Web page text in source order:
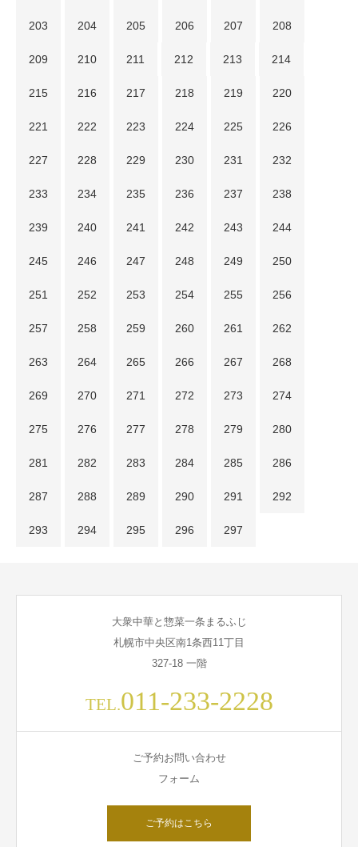
203 204 205 206 207 208
209 210 211 212 213 214
215 216 217 218 219 220
221 222 223 224 225 226
227 228 229 230 231 232
233 234 235 236 237 238
239 240 241 242 243 244
245 246 247 248 249 250
251 252 253 254 255 256
257 258 259 260 261 262
263 264 265 266 267 268
269 270 271 272 273 274
275 276 277 278 279 280
281 282 283 284 285 286
287 288 289 290 291 292
293 294 295 296 297
大衆中華と惣菜一条まるふじ
札幌市中央区南1条西11丁目
327-18 一階
TEL.011-233-2228
ご予約お問い合わせ
フォーム
ご予約はこちら